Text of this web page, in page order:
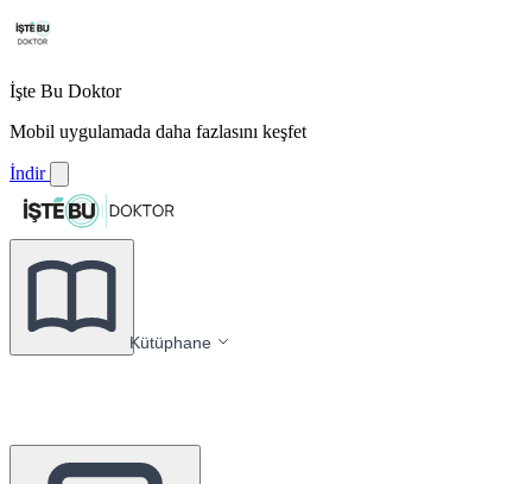
İşte Bu Doktor
Mobil uygulamada daha fazlasını keşfet
İndir
Kütüphane